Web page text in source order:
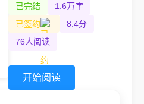
已完结
1.6万字
已签约
8.4分
76人阅读
开始阅读